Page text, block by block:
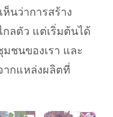
ห็นว่าการสร้าง
กลตัว แต่เริ่มต้นได้
ชนของเรา และ
ากแหล่งผลิตที่